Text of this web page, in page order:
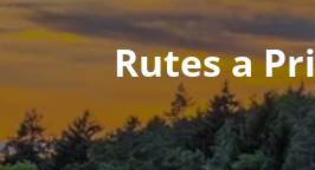
Rutes a